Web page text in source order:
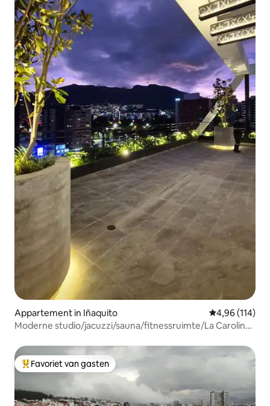
Appartement in Iñaquito Gemiddelde
4,96 (114)
Moderne studio/jacuzzi/sauna/fitnessruimte/La Carolina-
Topfavoriet van gasten
Favoriet van gasten